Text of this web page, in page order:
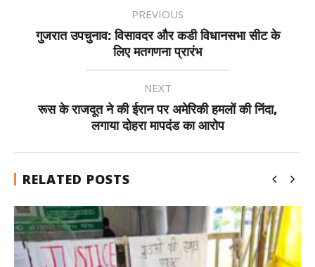
PREVIOUS
गुजरात उपचुनाव: विसावदर और कडी विधानसभा सीट के
लिए मतगणना प्रारंभ
NEXT
रूस के राजदूत ने की ईरान पर अमेरिकी हमलों की निंदा,
लगाया दोहरा मापदंड का आरोप
RELATED POSTS